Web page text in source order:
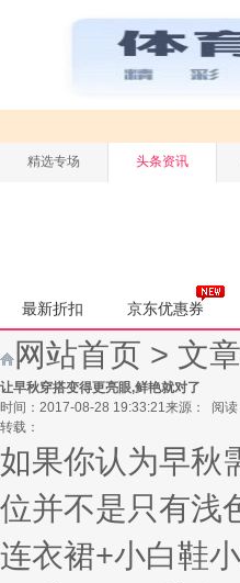
精选专场 头条资讯
最新折扣 京东优惠券
网站首页 > 文
让早秋穿搭变得更亮眼,鲜艳就对了
时间：2017-08-28 19:33:21来源： 阅读
转载：
如果你认为早秋
位并不是只有浅
连衣裙+小白鞋